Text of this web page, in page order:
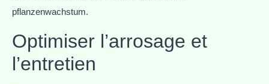
pflanzenwachstum.
Optimiser l’arrosage et
l’entretien